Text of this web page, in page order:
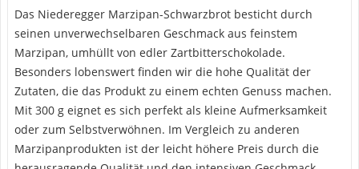
Das Niederegger Marzipan-Schwarzbrot besticht durch
seinen unverwechselbaren Geschmack aus feinstem
Marzipan, umhüllt von edler Zartbitterschokolade.
Besonders lobenswert finden wir die hohe Qualität der
Zutaten, die das Produkt zu einem echten Genuss machen.
Mit 300 g eignet es sich perfekt als kleine Aufmerksamkeit
oder zum Selbstverwöhnen. Im Vergleich zu anderen
Marzipanprodukten ist der leicht höhere Preis durch die